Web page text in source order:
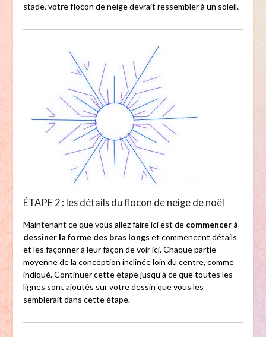
stade, votre flocon de neige devrait ressembler à un soleil.
ÉTAPE 2 : les détails du flocon de neige de noël
Maintenant ce que vous allez faire ici est de commencer à
dessiner la forme des bras longs et commencent détails
et les façonner à leur façon de voir ici. Chaque partie
moyenne de la conception inclinée loin du centre, comme
indiqué. Continuer cette étape jusqu'à ce que toutes les
lignes sont ajoutés sur votre dessin que vous les
semblerait dans cette étape.